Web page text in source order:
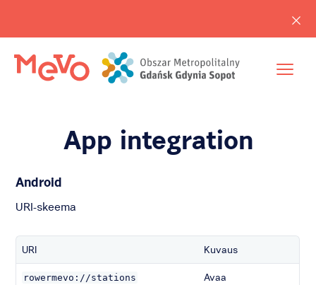
App integration
Android
URI-skeema
URI Kuvaus
rowermevo://stations
Avaa